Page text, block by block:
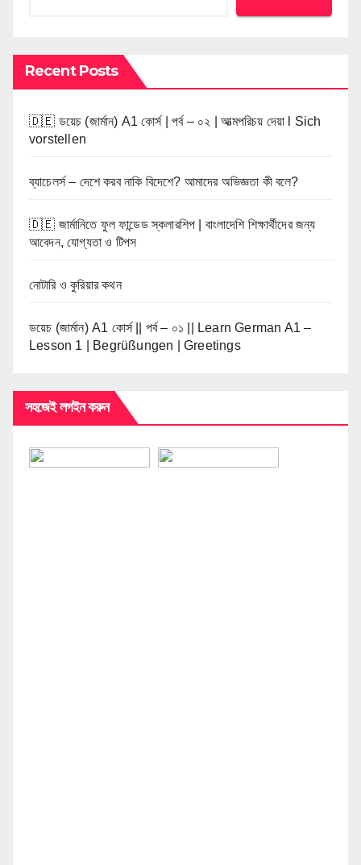
Recent Posts
🇩🇪 ডয়েচ (জার্মান) A1 কোর্স | পর্ব – ০২ | আত্মপরিচয় দেয়া l Sich
vorstellen
ব্যাচেলর্স – দেশে করব নাকি বিদেশে? আমাদের অভিজ্ঞতা কী বলে?
🇩🇪 জার্মানিতে ফুল ফান্ডেড স্কলারশিপ | বাংলাদেশি শিক্ষার্থীদের জন্য
আবেদন, যোগ্যতা ও টিপস
নোটারি ও কুরিয়ার কথন
ডয়েচ (জার্মান) A1 কোর্স || পর্ব – ০১ || Learn German A1 –
Lesson 1 | Begrüßungen | Greetings
সহজেই লগইন করুন